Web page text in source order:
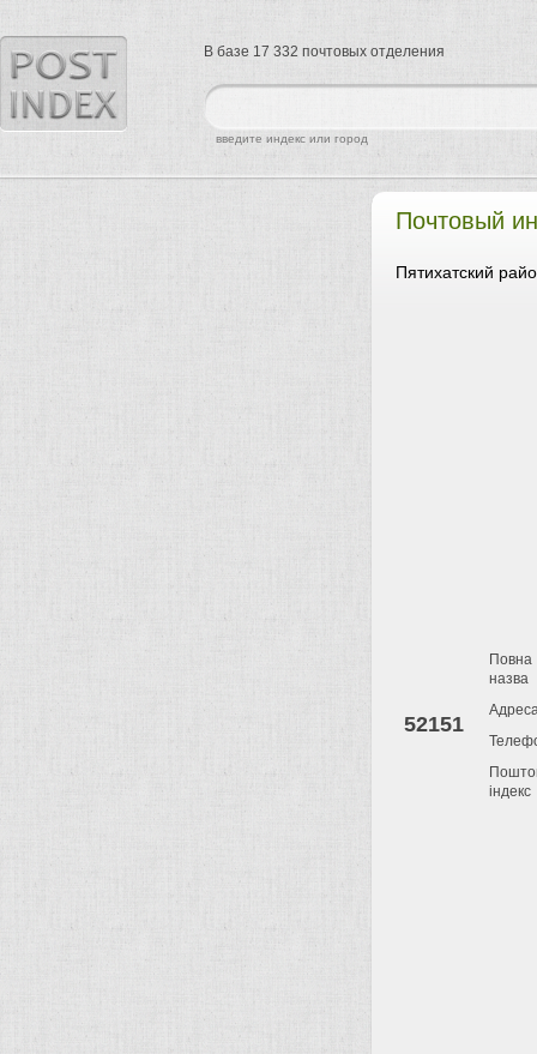
Почтовый
Пятихатский
52151
Повна
назва
індекс
найти
введите индекс или город
В базе 17 332 почтовых отделения